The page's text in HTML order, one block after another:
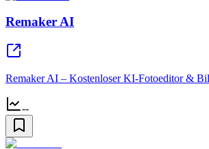
Remaker AI
Remaker AI – Kostenloser KI-Fotoeditor &
--